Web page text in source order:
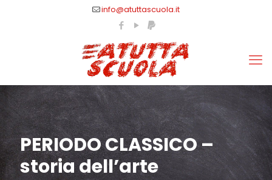
info@atuttascuola.it
PERIODO CLASSICO –
storia dell’arte